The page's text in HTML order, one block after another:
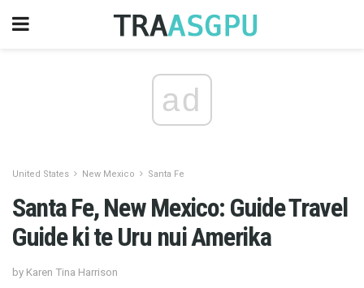
ad
United States New Mexico Santa Fe
Santa Fe, New Mexico: Guide Travel
Guide ki te Uru nui Amerika
by Karen Tina Harrison